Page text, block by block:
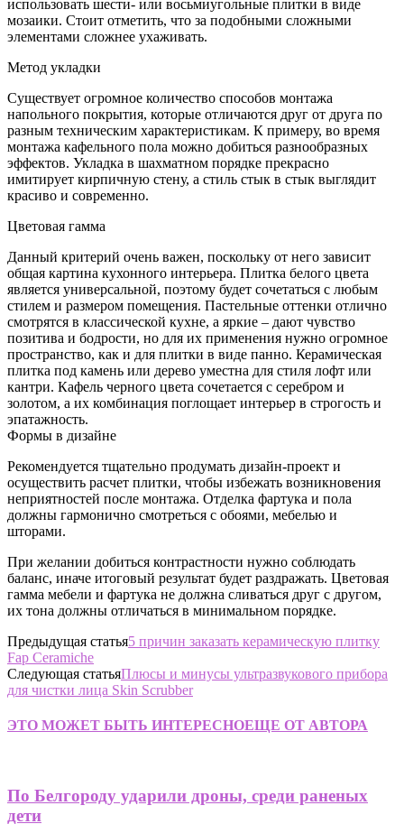
использовать шести- или восьмиугольные плитки в виде
мозаики. Стоит отметить, что за подобными сложными
элементами сложнее ухаживать.
Метод укладки
Существует огромное количество способов монтажа
напольного покрытия, которые отличаются друг от друга по
разным техническим характеристикам. К примеру, во время
монтажа кафельного пола можно добиться разнообразных
эффектов. Укладка в шахматном порядке прекрасно
имитирует кирпичную стену, а стиль стык в стык выглядит
красиво и современно.
Цветовая гамма
Данный критерий очень важен, поскольку от него зависит
общая картина кухонного интерьера. Плитка белого цвета
является универсальной, поэтому будет сочетаться с любым
стилем и размером помещения. Пастельные оттенки отлично
смотрятся в классической кухне, а яркие – дают чувство
позитива и бодрости, но для их применения нужно огромное
пространство, как и для плитки в виде панно. Керамическая
плитка под камень или дерево уместна для стиля лофт или
кантри. Кафель черного цвета сочетается с серебром и
золотом, а их комбинация поглощает интерьер в строгость и
эпатажность.
Формы в дизайне
Рекомендуется тщательно продумать дизайн-проект и
осуществить расчет плитки, чтобы избежать возникновения
неприятностей после монтажа. Отделка фартука и пола
должны гармонично смотреться с обоями, мебелью и
шторами.
При желании добиться контрастности нужно соблюдать
баланс, иначе итоговый результат будет раздражать. Цветовая
гамма мебели и фартука не должна сливаться друг с другом,
их тона должны отличаться в минимальном порядке.
Предыдущая статья5 причин заказать керамическую плитку
Fap Ceramiche
Следующая статьяПлюсы и минусы ультразвукового прибора
для чистки лица Skin Scrubber
ЭТО МОЖЕТ БЫТЬ ИНТЕРЕСНОЕЩЕ ОТ АВТОРА
По Белгороду ударили дроны, среди раненых
дети